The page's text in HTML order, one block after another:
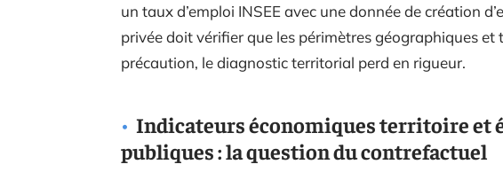
un taux d’emploi INSEE avec une donnée de création
privée doit vérifier que les périmètres géographiques
précaution, le diagnostic territorial perd en rigueur.
Indicateurs économiques territoire et
publiques : la question du contrefactuel